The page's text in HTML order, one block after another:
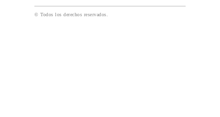
© Todos los derechos reservados.